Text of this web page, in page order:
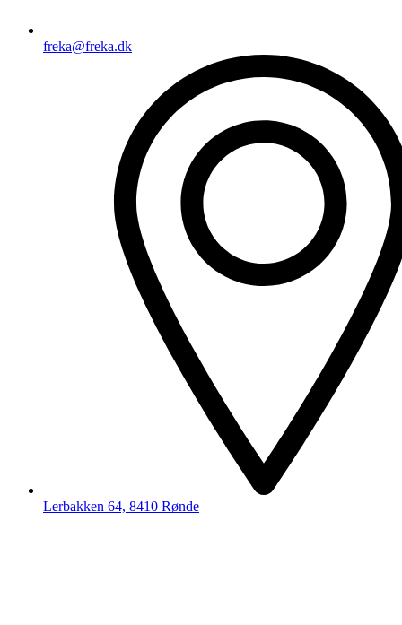
freka@freka.dk
Lerbakken 64, 8410 Rønde